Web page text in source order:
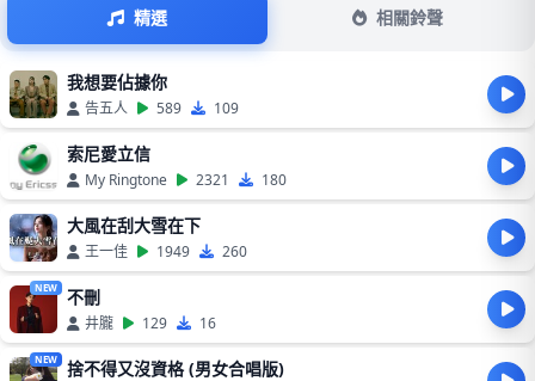
精選 相關鈴聲
我想要佔據你
告五人 589 109
索尼愛立信
My Ringtone 2321 180
大風在刮大雪在下
王一佳 1949 260
NEW 不刪
井朧 129 16
NEW 捨不得又沒資格 (男女合唱版)